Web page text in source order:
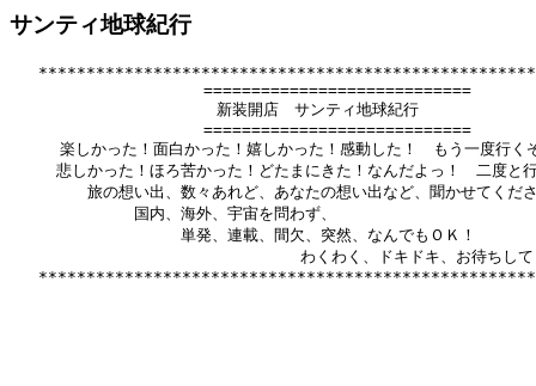
サンティ地球紀行
          　　       ============================
              　      新装開店　サンティ地球紀行
          　　       ============================
楽しかった！面白かった！嬉しかった！感動した！　もう一度行く
悲しかった！ほろ苦かった！どたまにきた！なんだよっ！　二度と
旅の想い出、数々あれど、あなたの想い出など、聞かせてくだ
国内、海外、宇宙を問わず、
単発、連載、間欠、突然、なんでもＯＫ！
わくわく、ドキドキ、お待ちしてま